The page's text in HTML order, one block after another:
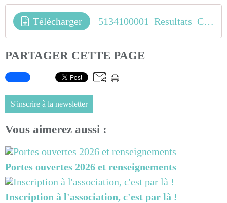
Télécharger 5134100001_Resultats_Coupe_de_France_BMX_1_Frontignan_OCCI_
PARTAGER CETTE PAGE
S'inscrire à la newsletter
Vous aimerez aussi :
Portes ouvertes 2026 et renseignements
Inscription à l'association, c'est par là !